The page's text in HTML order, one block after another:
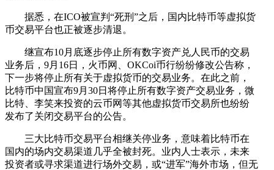
据悉，在ICO被宣判“死刑”之后，国内比特币等虚拟货
币交易平台也正被逐步清退。
继宣布10月底逐步停止所有数字资产兑人民币的交易
业务后，9月16日，火币网、OKCoi币行纷纷修改公告称，
下一步将停止所有关于虚拟货币的交易业务。在此之前，
比特币中国宣布9月30日将停止所有数字资产交易业务，微
比特、李笑来投资的云币网等其他虚拟货币交易所也纷纷
发布了关闭交易平台的公告。
三大比特币交易平台相继关停业务，意味着比特币在
国内的场内交易渠道几乎全被封死。业内人士表示，未来
投资者或寻求渠道进行场外交易，或“进军”海外市场，但无